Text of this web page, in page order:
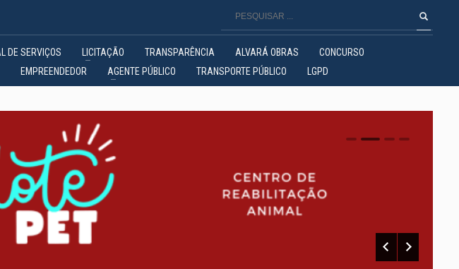
DE SERVIÇOS LICITAÇÃO TRANSPARÊNCIA ALVARÁ OBRAS
CONCURSO
EMPREENDEDOR AGENTE PÚBLICO TRANSPORTE PÚBLICO LGPD
0 1 2